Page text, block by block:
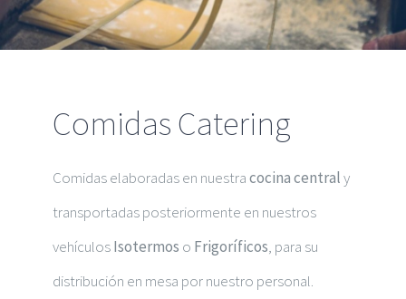
Comidas Catering
Comidas elaboradas en nuestracocina centraly
transportadas posteriormente en nuestros
vehículosIsotermos o Frigoríficos, para su
distribución en mesa por nuestro personal.